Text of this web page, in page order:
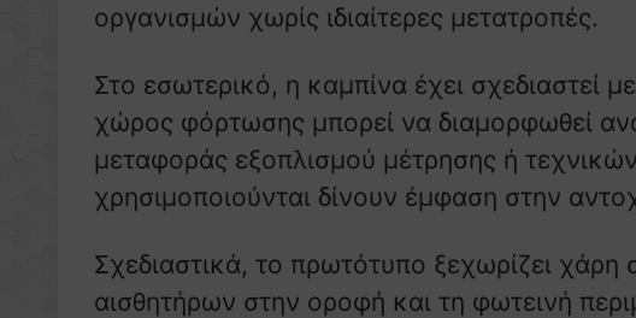
οργανισμών χωρίς ιδιαίτερες μετατροπές.
Στο εσωτερικό, η καμπίνα έχει σχεδιαστεί
χώρος φόρτωσης μπορεί να διαμορφωθεί
μεταφοράς εξοπλισμού μέτρησης ή
χρησιμοποιούνται δίνουν έμφαση στην
Σχεδιαστικά, το πρωτότυπο ξεχωρίζει χάρη
αισθητήρων στην οροφή και τη φωτεινή